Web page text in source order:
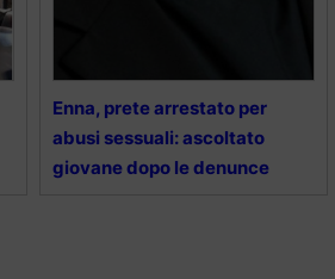
Enna, prete arrestato per
abusi sessuali: ascoltato
giovane dopo le denunce